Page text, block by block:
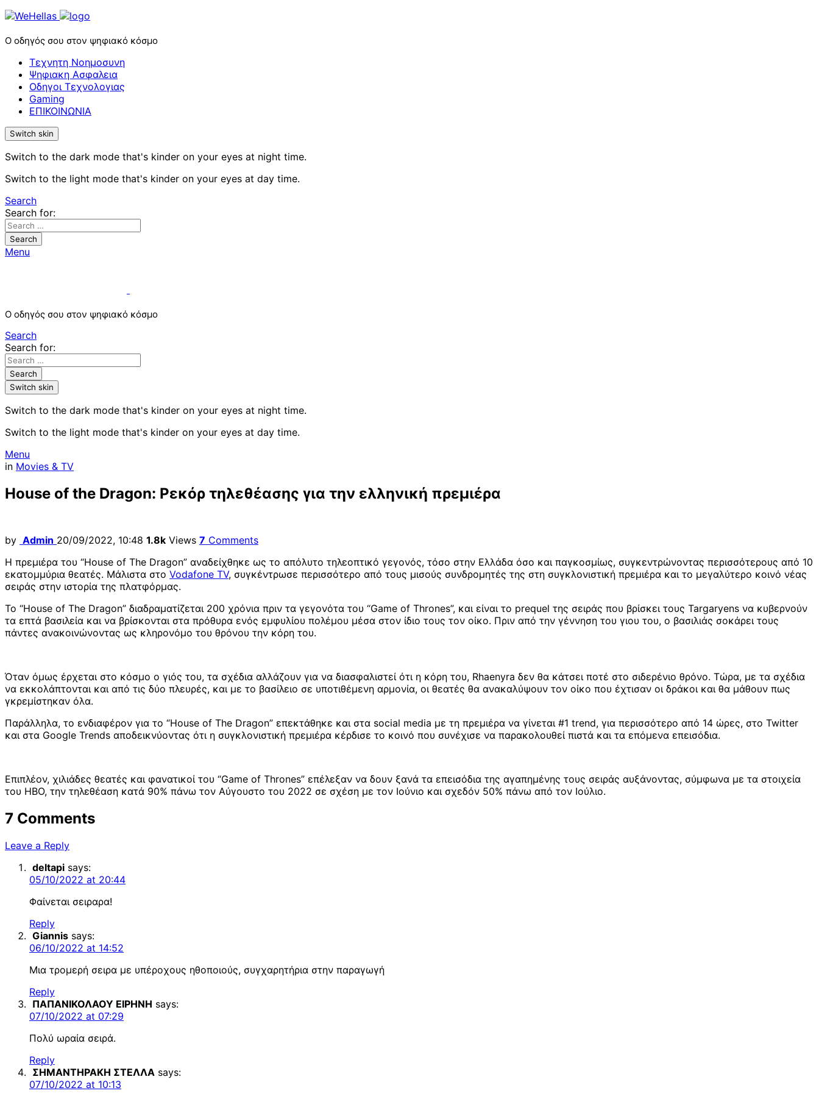
Ο οδηγός σου στον ψηφιακό κόσμο
Τεχνητη Νοημοσυνη
Ψηφιακη Ασφαλεια
Οδηγοι Τεχνολογιας
Gaming
ΕΠΙΚΟΙΝΩΝΙΑ
Switch skin
Switch to the dark mode that's kinder on your eyes at night time.
Switch to the light mode that's kinder on your eyes at day time.
Search
Search for:
Search
Menu
Ο οδηγός σου στον ψηφιακό κόσμο
Search
Search for:
Search
Switch skin
Switch to the dark mode that's kinder on your eyes at night time.
Switch to the light mode that's kinder on your eyes at day time.
Menu
in Movies & TV
House of the Dragon: Ρεκόρ τηλεθέασης για την ελληνική πρεμιέρα
by Admin 20/09/2022, 10:48 1.8k Views 7 Comments
Η πρεμιέρα του “House of The Dragon” αναδείχθηκε ως το απόλυτο τηλεοπτικό γεγονός, τόσο στην Ελλάδα όσο και παγκοσμίως, συγκεντρώνοντας περισσότερους από 10
εκατομμύρια θεατές. Μάλιστα στo Vodafone TV, συγκέντρωσε περισσότερο από τους μισούς συνδρομητές της στη συγκλονιστική πρεμιέρα και το μεγαλύτερο κοινό νέας
σειράς στην ιστορία της πλατφόρμας.
Το “House of The Dragon” διαδραματίζεται 200 χρόνια πριν τα γεγονότα του “Game of Thrones”, και είναι το prequel της σειράς που βρίσκει τους Targaryens να κυβερνούν
τα επτά βασιλεία και να βρίσκονται στα πρόθυρα ενός εμφυλίου πολέμου μέσα στον ίδιο τους τον οίκο. Πριν από την γέννηση του γιου του, ο βασιλιάς σοκάρει τους
πάντες ανακοινώνοντας ως κληρονόμο του θρόνου την κόρη του.
Όταν όμως έρχεται στο κόσμο ο γιός του, τα σχέδια αλλάζουν για να διασφαλιστεί ότι η κόρη του, Rhaenyra δεν θα κάτσει ποτέ στο σιδερένιο θρόνο. Τώρα, με τα σχέδια
να εκκολάπτονται και από τις δύο πλευρές, και με το βασίλειο σε υποτιθέμενη αρμονία, οι θεατές θα ανακαλύψουν τον οίκο που έχτισαν οι δράκοι και θα μάθουν πως
γκρεμίστηκαν όλα.
Παράλληλα, το ενδιαφέρον για το “House of The Dragon” επεκτάθηκε και στα social media με τη πρεμιέρα να γίνεται #1 trend, για περισσότερο από 14 ώρες, στο Twitter
και στα Google Trends αποδεικνύοντας ότι η συγκλονιστική πρεμιέρα κέρδισε το κοινό που συνέχισε να παρακολουθεί πιστά και τα επόμενα επεισόδια.
Επιπλέον, χιλιάδες θεατές και φανατικοί του “Game of Thrones” επέλεξαν να δουν ξανά τα επεισόδια της αγαπημένης τους σειράς αυξάνοντας, σύμφωνα με τα στοιχεία
του ΗΒΟ, την τηλεθέαση κατά 90% πάνω τον Αύγουστο του 2022 σε σχέση με τον Ιούνιο και σχεδόν 50% πάνω από τον Ιούλιο.
7 Comments
Leave a Reply
deltapi says:
05/10/2022 at 20:44
Φαίνεται σειραρα!
Reply
Giannis says:
06/10/2022 at 14:52
Μια τρομερή σειρα με υπέροχους ηθοποιούς, συγχαρητήρια στην παραγωγή
Reply
ΠΑΠΑΝΙΚΟΛΑΟΥ ΕΙΡΗΝΗ says:
07/10/2022 at 07:29
Πολύ ωραία σειρά.
Reply
ΣΗΜΑΝΤΗΡΑΚΗ ΣΤΕΛΛΑ says:
07/10/2022 at 10:13